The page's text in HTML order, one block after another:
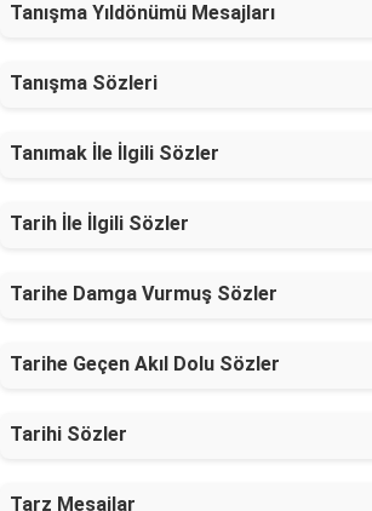
Tanışma Yıldönümü Mesajları
Tanışma Sözleri
Tanımak İle İlgili Sözler
Tarih İle İlgili Sözler
Tarihe Damga Vurmuş Sözler
Tarihe Geçen Akıl Dolu Sözler
Tarihi Sözler
Tarz Mesajlar